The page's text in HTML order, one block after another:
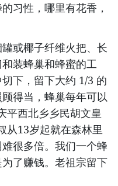
习性，哪里有花香，
或椰子纤维火把、长
装蜂巢和蜂蜜的工
下，留下大约 1/3 的
得当，蜂巢每年可以
平西北乡乡民胡文皇
从13岁起就在森林里
很多倍。我们一个蜂
了赚钱。老祖宗留下